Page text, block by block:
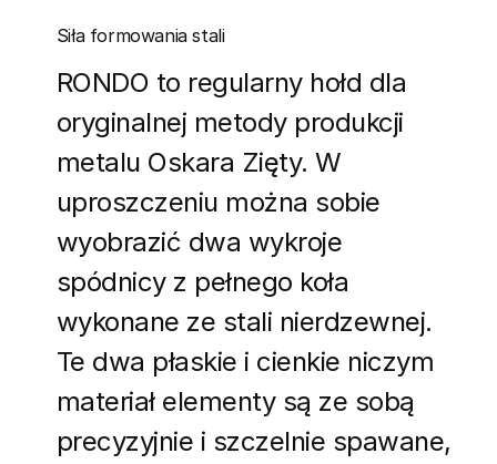
Siła formowania stali
RONDO to regularny hołd dla
oryginalnej metody produkcji
metalu Oskara Zięty. W
uproszczeniu można sobie
wyobrazić dwa wykroje
spódnicy z pełnego koła
wykonane ze stali nierdzewnej.
Te dwa płaskie i cienkie niczym
materiał elementy są ze sobą
precyzyjnie i szczelnie spawane,